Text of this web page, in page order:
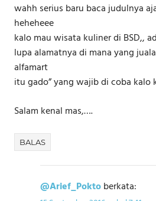
wahh serius baru baca judulnya
heheheee
kalo mau wisata kuliner di BSD,,
lupa alamatnya di mana yang
alfamart
itu gado” yang wajib di coba kalo
Salam kenal mas,….
BALAS
@Arief_Poktoberkata: